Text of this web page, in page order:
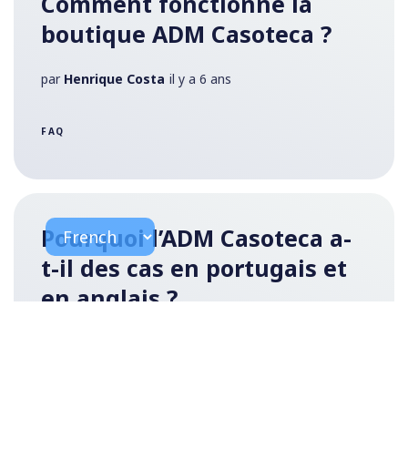
boutique ADM Casoteca ?
par Henrique Costa il y a 6 ans
FAQ
Pourquoi l’ADM Casoteca a-
t-il des cas en portugais et
en anglais ?